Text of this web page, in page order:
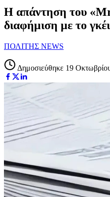
Η απάντηση του
διαφήμιση με το
ΠΟΛΙΤΗΣ NEWS
Δημοσιεύθηκε 19